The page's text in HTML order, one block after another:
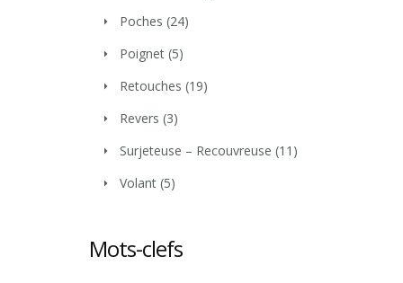
Poches (24)
Poignet (5)
Retouches (19)
Revers (3)
Surjeteuse – Recouvreuse (11)
Volant (5)
Mots-clefs